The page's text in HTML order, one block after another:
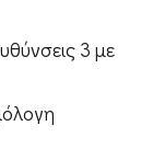
3 με